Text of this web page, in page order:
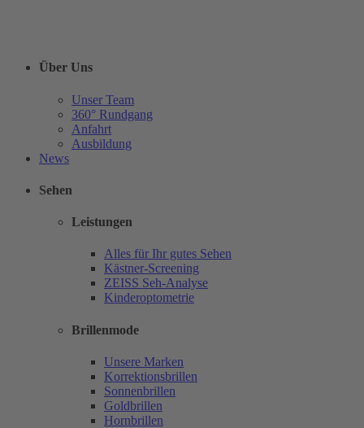
Über Uns
Unser Team
360° Rundgang
Anfahrt
Ausbildung
News
Sehen
Leistungen
Alles für Ihr gutes Sehen
Kästner-Screening
ZEISS Seh-Analyse
Kinderoptometrie
Brillenmode
Unsere Marken
Korrektionsbrillen
Sonnenbrillen
Goldbrillen
Hornbrillen